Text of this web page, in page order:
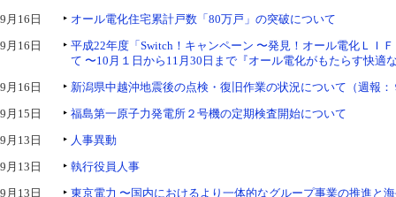
9月16日
オール電化住宅累計戸数「80万戸」の突破について
9月16日
平成22年度「Switch！キャンペーン 〜発見！オール電化ＬＩ
て 〜10月１日から11月30日まで『オール電化がもたらす快適
9月16日
新潟県中越沖地震後の点検・復旧作業の状況について（週報：
9月15日
福島第一原子力発電所２号機の定期検査開始について
9月13日
人事異動
9月13日
執行役員人事
9月13日
東京電力 〜国内におけるより一体的なグループ事業の推進と